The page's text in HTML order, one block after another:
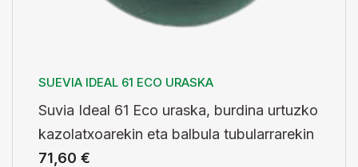
SUEVIA IDEAL 61 ECO URASKA
Suvia Ideal 61 Eco uraska, burdina urtuzko
kazolatxoarekin eta balbula tubularrarekin
71,60 €